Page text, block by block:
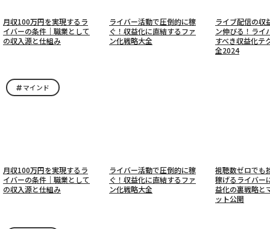
月収100万円を実現するラ
イバーの条件｜職業として
の収入源と仕組み
ライバー活動で圧倒的に稼
ぐ！収益化に直結するファ
ン化戦略大全
ライブ配信の収
ン伸びる！ライ
すべき収益化テ
全2024
マインド
月収100万円を実現するラ
イバーの条件｜職業として
の収入源と仕組み
ライバー活動で圧倒的に稼
ぐ！収益化に直結するファ
ン化戦略大全
視聴数ゼロでも
稼げるライバー
益化の裏戦略と
ット公開